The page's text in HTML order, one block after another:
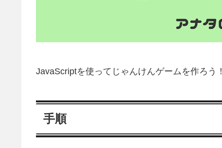
JavaScriptを使ってじゃんけんゲームを作ろう！
手順